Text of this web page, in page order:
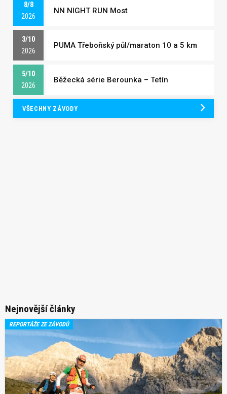
8/8
2026
NN NIGHT RUN Most
3/10
2026
PUMA Třeboňský půl/maraton 10 a 5 km
5/10
2026
Běžecká série Berounka – Tetín
VŠECHNY ZÁVODY
Nejnovější články
REPORTÁŽE ZE ZÁVODŮ